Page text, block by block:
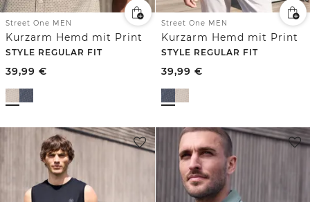
Street One MEN
Kurzarm Hemd mit Print
STYLE REGULAR FIT
39,99 €
Street One MEN
Kurzarm Hemd mit Print
STYLE REGULAR FIT
39,99 €